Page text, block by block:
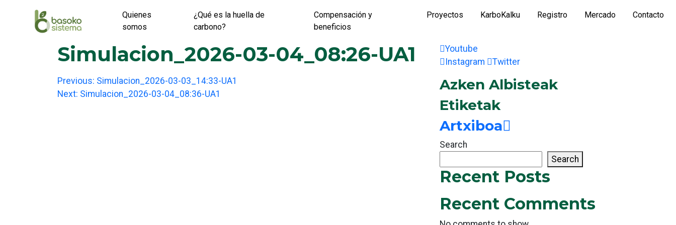
Quienes
somos
¿Qué es la huella de
carbono?
Compensación y
beneficios
Proyectos KarboKalku Registro Mercado Contacto
Simulacion_2026-03-04_08:26-UA1
Post
navigation
Previous: Simulacion_2026-03-03_14:33-UA1
Next: Simulacion_2026-03-04_08:36-UA1
Youtube
Instagram
Twitter
Azken Albisteak
Etiketak
Artxiboa
Search
Search
Recent Posts
Recent Comments